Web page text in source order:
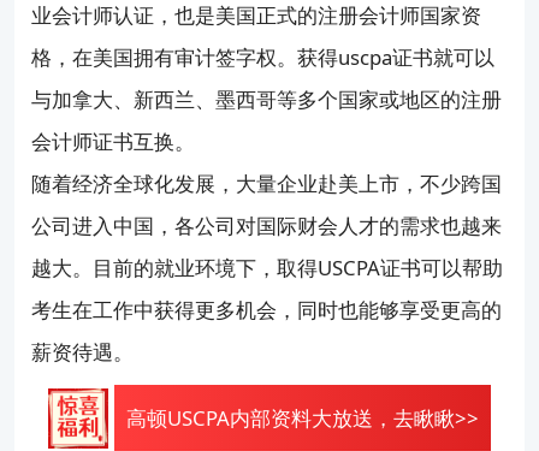
业会计师认证，也是美国正式的注册会计师国家资
格，在美国拥有审计签字权。获得uscpa证书就可以
与加拿大、新西兰、墨西哥等多个国家或地区的注册
会计师证书互换。
随着经济全球化发展，大量企业赴美上市，不少跨国
公司进入中国，各公司对国际财会人才的需求也越来
越大。目前的就业环境下，取得USCPA证书可以帮助
考生在工作中获得更多机会，同时也能够享受更高的
薪资待遇。
高顿USCPA内部资料大放送，去瞅瞅>>